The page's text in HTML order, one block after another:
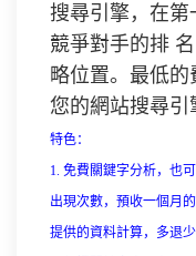
搜尋引擎，在
競爭對手的排
略位置。最低
您的網站搜尋引
特色：
1. 免費關鍵字分析，也
出現次數，預收一個月
提供的資料計算，多退少